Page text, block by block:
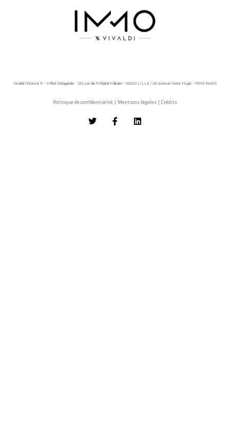
Vivaldi Chronos © - Hôtel Delagarde - 120, rue de l'Hôpital Militaire - 59043 LILLE / 45 avenue Victor Hugo - 75116 PARIS
Politique de confidentialité | Mentions légales | Crédits